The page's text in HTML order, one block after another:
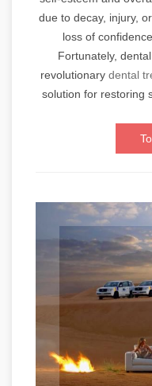
due to decay, injury,
loss of
Fortunately,
revolutionary dental
solution for restoring